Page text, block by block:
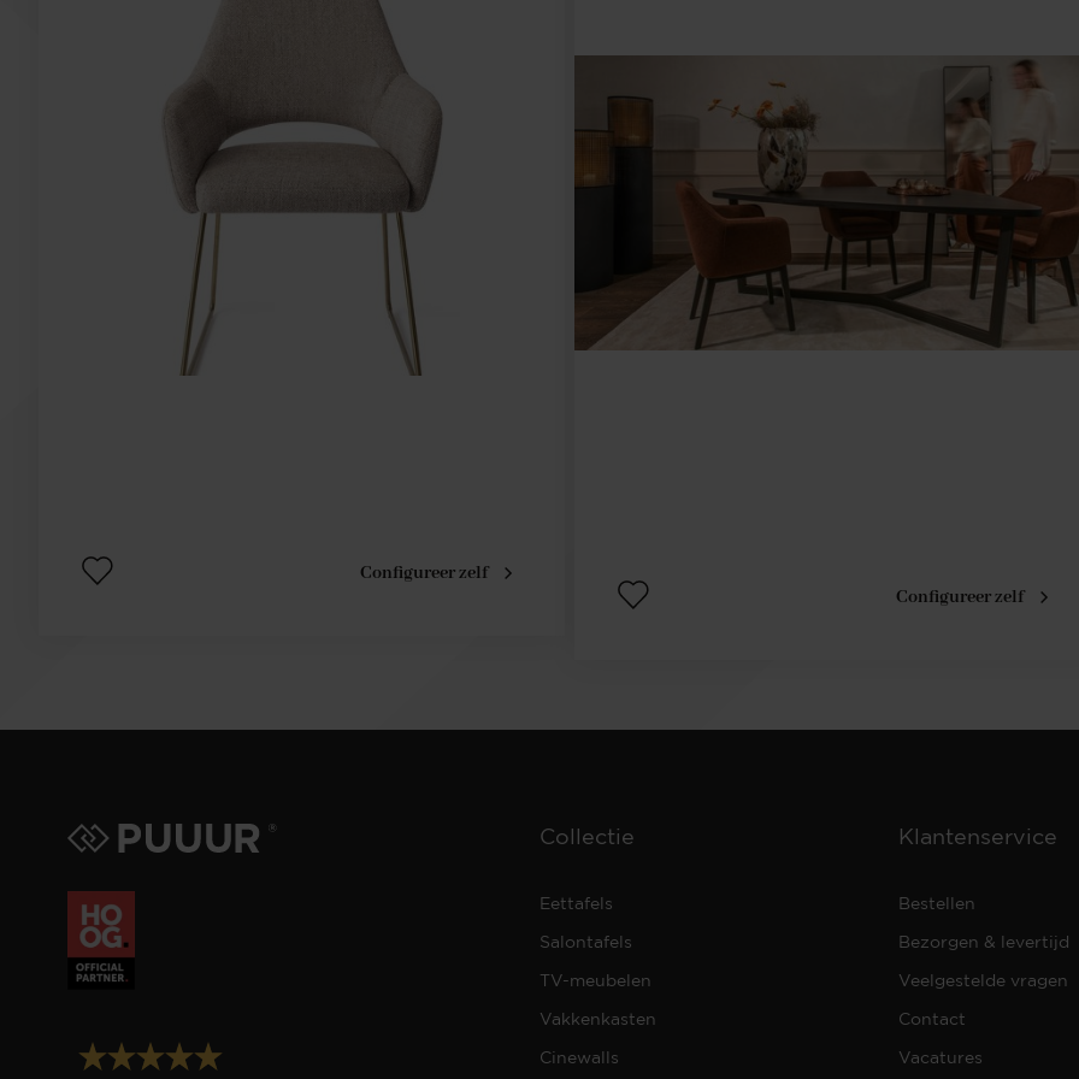
Configureer zelf
Configureer zelf
Collectie
Eettafels
Salontafels
TV-meubelen
Vakkenkasten
Cinewalls
Klantenservice
Bestellen
Bezorgen & levertijd
Veelgestelde vragen
Contact
Vacatures